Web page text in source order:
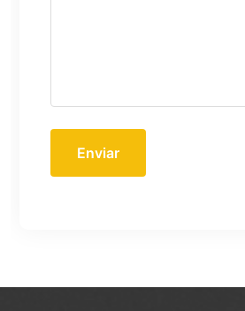
Enviar